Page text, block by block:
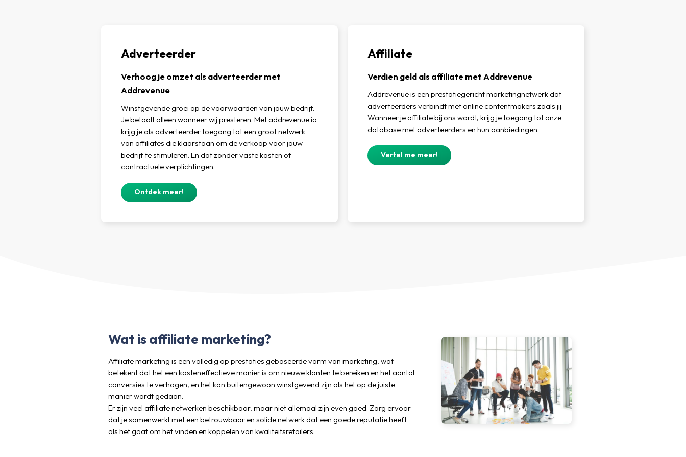
Adverteerder
Verhoog je omzet als adverteerder met
Addrevenue
Winstgevende groei op de voorwaarden van jouw bedrijf.
Je betaalt alleen wanneer wij presteren. Met addrevenue.io
krijg je als adverteerder toegang tot een groot netwerk
van affiliates die klaarstaan om de verkoop voor jouw
bedrijf te stimuleren. En dat zonder vaste kosten of
contractuele verplichtingen.
Ontdek meer!
Affiliate
Verdien geld als affiliate met Addrevenue
Addrevenue is een prestatiegericht marketingnetwerk dat
adverteerders verbindt met online contentmakers zoals jij.
Wanneer je affiliate bij ons wordt, krijg je toegang tot onze
database met adverteerders en hun aanbiedingen.
Vertel me meer!
Wat is affiliate marketing?
Affiliate marketing is een volledig op prestaties gebaseerde vorm van marketing, wat
betekent dat het een kosteneffectieve manier is om nieuwe klanten te bereiken en het aantal
conversies te verhogen, en het kan buitengewoon winstgevend zijn als het op de juiste
manier wordt gedaan.
Er zijn veel affiliate netwerken beschikbaar, maar niet allemaal zijn even goed. Zorg ervoor
dat je samenwerkt met een betrouwbaar en solide netwerk dat een goede reputatie heeft
als het gaat om het vinden en koppelen van kwaliteitsretailers.